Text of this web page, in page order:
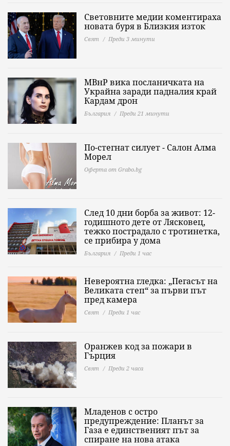
Световните медии коментираха
новата буря в Близкия изток
Свят Преди 3 минути
МВнР вика посланичката на
Украйна заради падналия край
Кардам дрон
България Преди 21 минути
По-стегнат силует - Салон Алма
Морел
Оферта от Grabo.bg
След 10 дни борба за живот: 12-
годишното дете от Лясковец,
тежко пострадало с тротинетка,
се прибира у дома
България Преди 1 час
Невероятна гледка: „Пегасът на
Великата степ“ за първи път
пред камера
Свят Преди 1 час
Оранжев код за пожари в
Гърция
Свят Преди 2 часа
Младенов с остро
предупреждение: Планът за
Газа е единственият път за
спиране на нова атака